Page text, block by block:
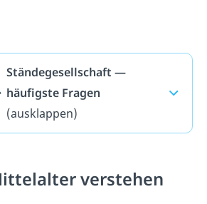
Ständegesellschaft —
häufigste Fragen
(ausklappen)
verstehen